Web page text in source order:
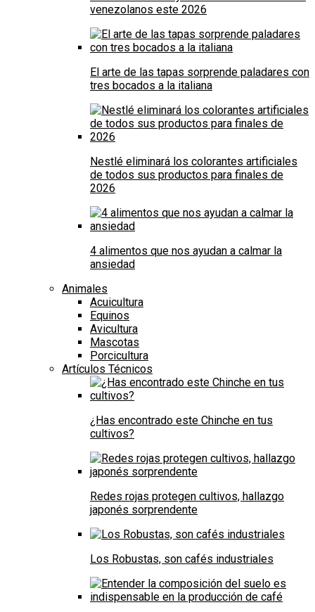
venezolanos este 2026
El arte de las tapas sorprende paladares con
tres bocados a la italiana
Nestlé eliminará los colorantes artificiales
de todos sus productos para finales de
2026
4 alimentos que nos ayudan a calmar la
ansiedad
Animales
Acuicultura
Equinos
Avicultura
Mascotas
Porcicultura
Artículos Técnicos
¿Has encontrado este Chinche en tus
cultivos?
Redes rojas protegen cultivos, hallazgo
japonés sorprendente
Los Robustas, son cafés industriales